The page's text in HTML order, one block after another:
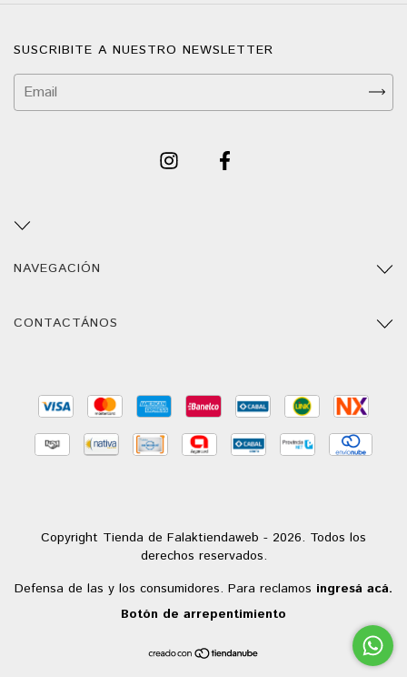
SUSCRIBITE A NUESTRO NEWSLETTER
NAVEGACIÓN
CONTACTÁNOS
Copyright Tienda de Falaktiendaweb - 2026. Todos los
derechos reservados.
Defensa de las y los consumidores. Para reclamos ingresá acá.
Botón de arrepentimiento